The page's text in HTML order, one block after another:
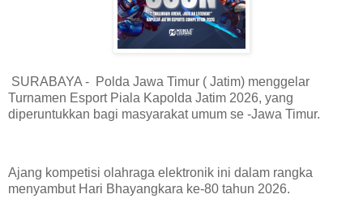
SURABAYA - Polda Jawa Timur ( Jatim) menggelar
Turnamen Esport Piala Kapolda Jatim 2026, yang
diperuntukkan bagi masyarakat umum se -Jawa Timur.
Ajang kompetisi olahraga elektronik ini dalam rangka
menyambut Hari Bhayangkara ke-80 tahun 2026.